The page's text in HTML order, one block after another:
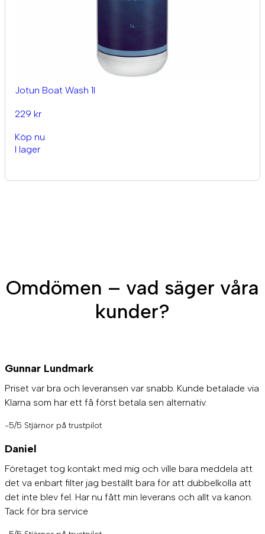
Jotun Boat Wash 1l
229 kr
Köp nu
I lager
Omdömen – vad säger våra
kunder?
Gunnar Lundmark
Priset var bra och leveransen var snabb. Kunde betalade via
Klarna som har ett få först betala sen alternativ.
-5/5 Stjärnor på trustpilot
Daniel
Företaget tog kontakt med mig och ville bara meddela att
det va enbart filter jag beställt bara för att dubbelkolla att
det inte blev fel. Har nu fått min leverans och allt va kanon.
Tack för bra service